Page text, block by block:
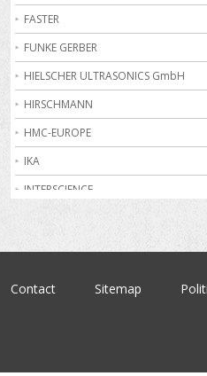
Bioreactoare
Biurete digitale
Calorimetrie
Camere climatice
Cantare electronice industriale
Centrifuge de laborator
Conductometre
FASTER
FUNKE GERBER
HIELSCHER ULTRASONICS GmbH
HIRSCHMANN
HMC-EUROPE
IKA
INTERSCIENCE
Contact Sitemap